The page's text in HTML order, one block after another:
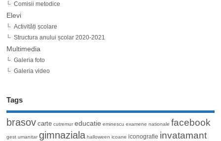
Comisii metodice
Elevi
Activități școlare
Structura anului școlar 2020-2021
Multimedia
Galeria foto
Galeria video
Tags
brasov carte cutremur educatie eminescu examene nationale facebook
gest umanitar gimnaziala halloween icoane iconografie invatamant